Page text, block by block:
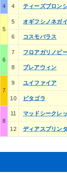
4 4 ティーズブロン
5
5 オギフシノネガイ
6 コスモバラス
6
7 フロアガリノビ
8 プレアウィン
7
9 ユイファイア
10 ピタゴラ
8
11 マッドシークレ
12 ディアスプリン